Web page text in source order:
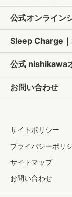
公式オンライン
Sleep Charge｜
公式 nishikawa
お問い合わせ
サイトポリシー
プライバシーポリ
サイトマップ
お問い合わせ